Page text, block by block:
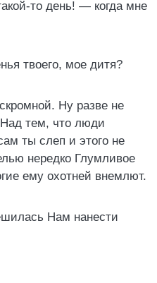
то день! — когда мне
твоего, мое дитя?
Ну разве не
тем, что люди
ты слеп и этого не
нередко Глумливое
ему охотней внемлют.
Нам нанести